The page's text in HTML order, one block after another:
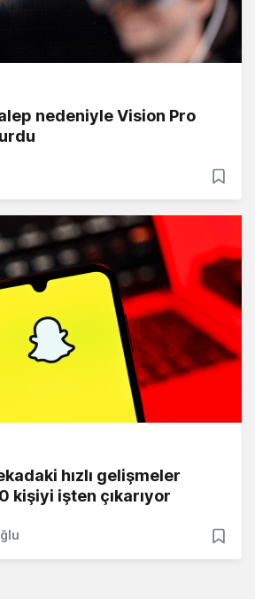
nedeniyle Vision Pro
hızlı gelişmeler
kişiyi işten çıkarıyor